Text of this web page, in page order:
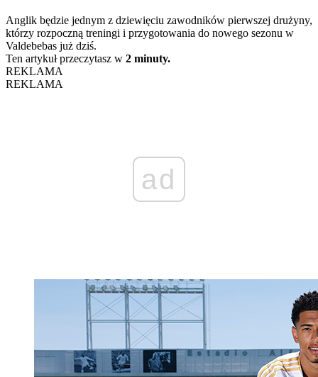
Anglik będzie jednym z dziewięciu zawodników pierwszej drużyny,
którzy rozpoczną treningi i przygotowania do nowego sezonu w
Valdebebas już dziś.
Ten artykuł przeczytasz w 2 minuty.
REKLAMA
REKLAMA
ad